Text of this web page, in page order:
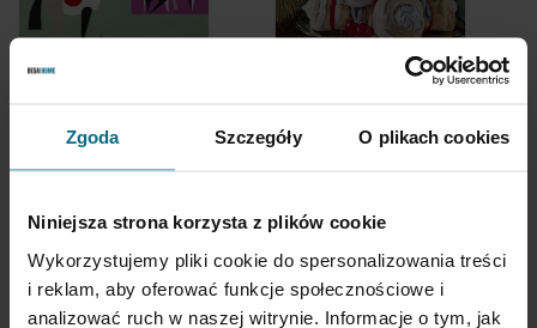
Zgoda Szczegóły O plikach cookies
Niniejsza strona korzysta z plików cookie
Wykorzystujemy pliki cookie do spersonalizowania treści
i reklam, aby oferować funkcje społecznościowe i
analizować ruch w naszej witrynie. Informacje o tym, jak
"Toys for a real man"
"The creature
Philemon and